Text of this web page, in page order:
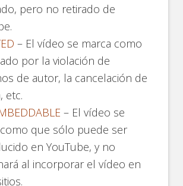
pero no retirado de
– El vídeo se marca como
por la violación de
de autor, la cancelación de
etc.
– El vídeo se
que sólo puede ser
en YouTube, y no
al incorporar el vídeo en